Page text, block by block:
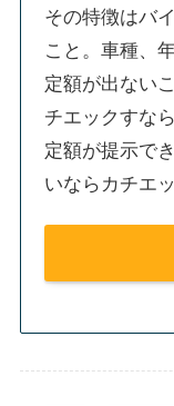
その特徴はバ
こと。車種、
定額が出ない
チエックすな
定額が提示で
いならカチエ